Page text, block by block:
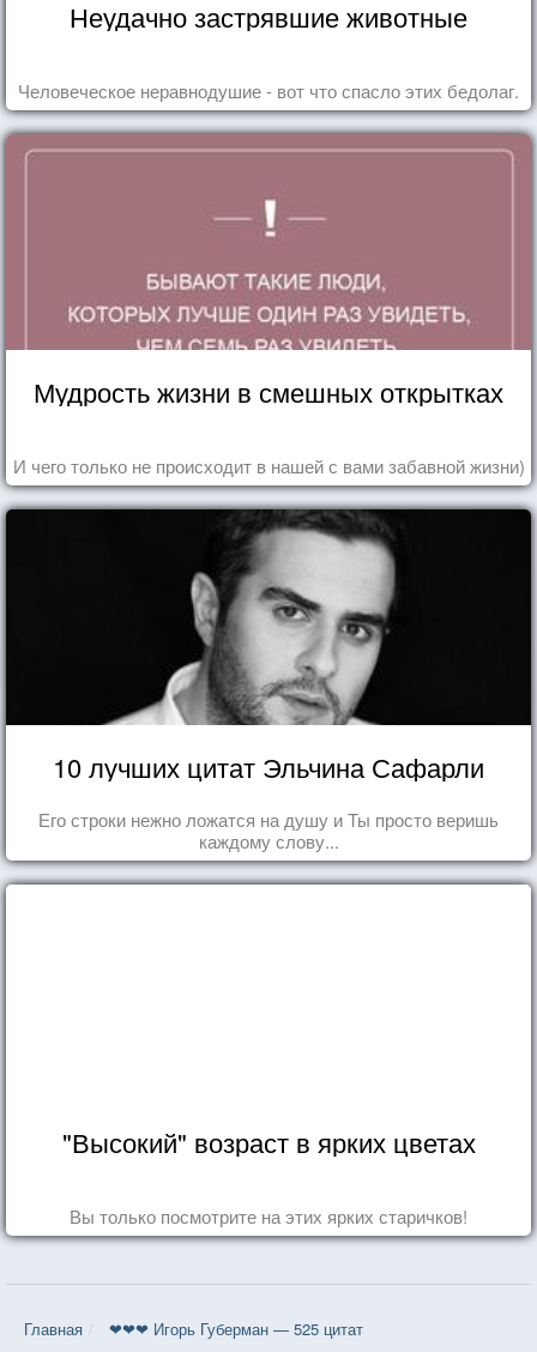
Неудачно застрявшие животные
Человеческое неравнодушие - вот что спасло этих бедолаг.
Мудрость жизни в смешных открытках
И чего только не происходит в нашей с вами забавной жизни)
10 лучших цитат Эльчина Сафарли
Его строки нежно ложатся на душу и Ты просто веришь
каждому слову...
"Высокий" возраст в ярких цветах
Вы только посмотрите на этих ярких старичков!
Главная ❤❤❤ Игорь Губерман — 525 цитат